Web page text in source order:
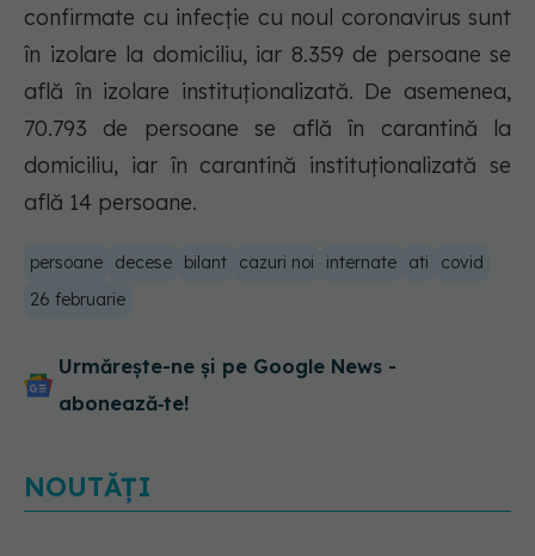
confirmate cu infecție cu noul coronavirus sunt
în izolare la domiciliu, iar 8.359 de persoane se
află în izolare instituționalizată. De asemenea,
70.793 de persoane se află în carantină la
domiciliu, iar în carantină instituționalizată se
află 14 persoane.
persoane decese bilant cazuri noi internate ati
covid
26 februarie
Urmărește-ne și pe Google News -
abonează‑te!
NOUTĂȚI